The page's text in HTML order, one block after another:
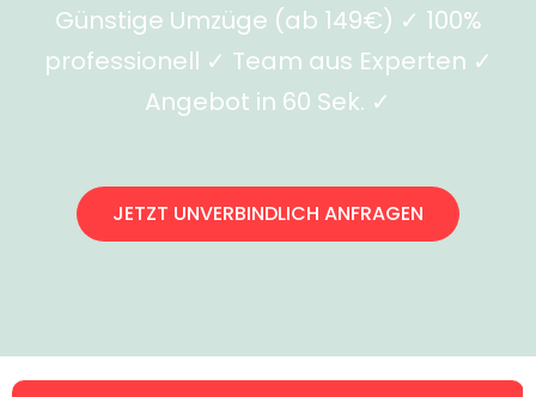
Günstige Umzüge (ab 149€) ✓ 100%
professionell ✓ Team aus Experten ✓
Angebot in 60 Sek. ✓
JETZT UNVERBINDLICH ANFRAGEN